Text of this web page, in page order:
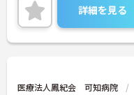
詳細を見る
医療法人鳳紀会 可知病院